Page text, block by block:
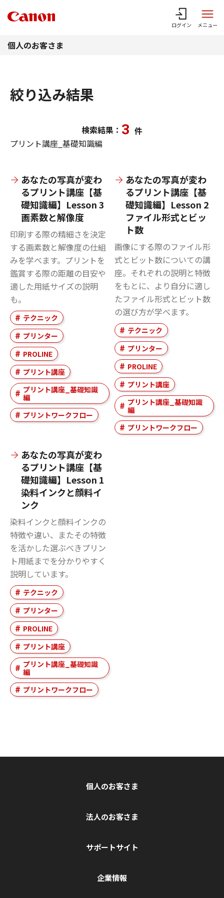
ログイン メニュー
個人のお客さま
絞り込み結果
検索結果： 3 件
プリント講座_基礎知識編
あなたの写真が変わ
るプリント講座【基
礎知識編】Lesson 3
画素数と解像度
印刷する際の精細さを決定
する画素数と解像度の仕組
みを学べます。プリントを
鑑賞する際の距離の目安や
適した用紙サイズの説明
も。
テクニック
プリンター
PROLINE
プリント講座
プリント講座_基礎知識
編
プリントワークフロー
あなたの写真が変わ
るプリント講座【基
礎知識編】Lesson 2
ファイル形式とビッ
ト数
画像にする際のファイル形
式とビット数についての講
座。それぞれの説明と特徴
をもとに、より自分に適し
たファイル形式とビット数
の選び方が学べます。
テクニック
プリンター
PROLINE
プリント講座
プリント講座_基礎知識
編
プリントワークフロー
あなたの写真が変わ
るプリント講座【基
礎知識編】Lesson 1
染料インクと顔料イ
ンク
染料インクと顔料インクの
特徴や違い、またその特徴
を活かした選ぶべきプリン
ト用紙までを分かりやすく
説明しています。
テクニック
プリンター
PROLINE
プリント講座
プリント講座_基礎知識
編
プリントワークフロー
個人のお客さま
法人のお客さま
サポートサイト
企業情報